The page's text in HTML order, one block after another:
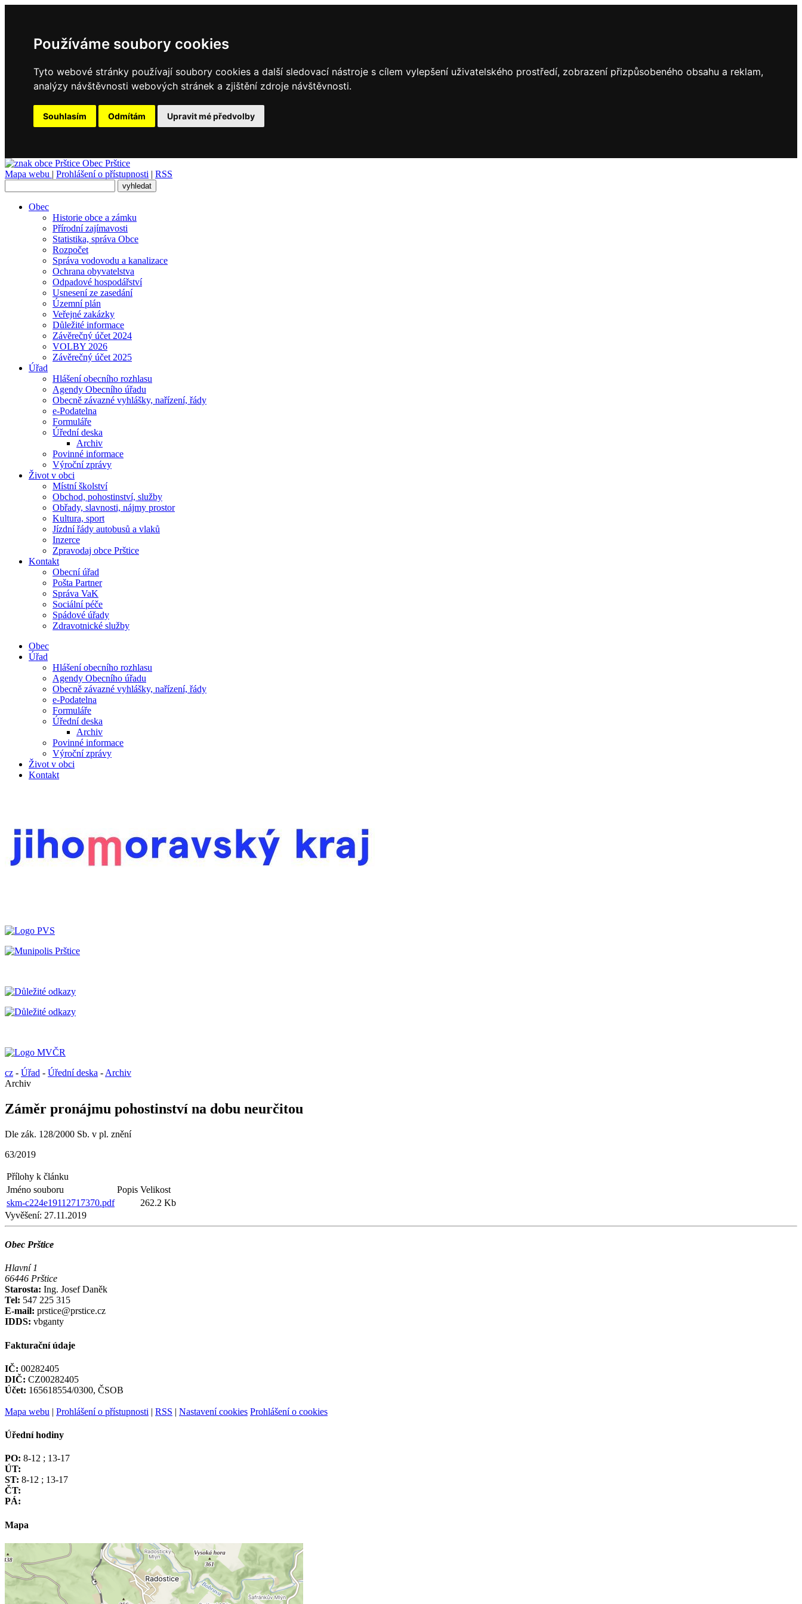
Používáme soubory cookies
Tyto webové stránky používají soubory cookies a další sledovací nástroje s cílem vylepšení uživatelského prostředí, zobrazení přizpůsobeného obsahu a reklam,
analýzy návštěvnosti webových stránek a zjištění zdroje návštěvnosti.
Souhlasím Odmítám Upravit mé předvolby
Obec Prštice
Mapa webu | Prohlášení o přístupnosti | RSS
Obec
Historie obce a zámku
Přírodní zajímavosti
Statistika, správa Obce
Rozpočet
Správa vodovodu a kanalizace
Ochrana obyvatelstva
Odpadové hospodářství
Usnesení ze zasedání
Územní plán
Veřejné zakázky
Důležité informace
Závěrečný účet 2024
VOLBY 2026
Závěrečný účet 2025
Úřad
Hlášení obecního rozhlasu
Agendy Obecního úřadu
Obecně závazné vyhlášky, nařízení, řády
e-Podatelna
Formuláře
Úřední deska
Archiv
Povinné informace
Výroční zprávy
Život v obci
Místní školství
Obchod, pohostinství, služby
Obřady, slavnosti, nájmy prostor
Kultura, sport
Jízdní řády autobusů a vlaků
Inzerce
Zpravodaj obce Prštice
Kontakt
Obecní úřad
Pošta Partner
Správa VaK
Sociální péče
Spádové úřady
Zdravotnické služby
Obec
Úřad
Hlášení obecního rozhlasu
Agendy Obecního úřadu
Obecně závazné vyhlášky, nařízení, řády
e-Podatelna
Formuláře
Úřední deska
Archiv
Povinné informace
Výroční zprávy
Život v obci
Kontakt
cz - Úřad - Úřední deska - Archiv
Archiv
Záměr pronájmu pohostinství na dobu neurčitou
Dle zák. 128/2000 Sb. v pl. znění
63/2019
Přílohy k článku
Jméno souboru
Popis Velikost
skm-c224e19112717370.pdf
262.2 Kb
Vyvěšení: 27.11.2019
Obec Prštice
Hlavní 1
66446 Prštice
Starosta: Ing. Josef Daněk
Tel: 547 225 315
E-mail: prstice@prstice.cz
IDDS: vbganty
Fakturační údaje
IČ: 00282405
DIČ: CZ00282405
Účet: 165618554/0300, ČSOB
Mapa webu | Prohlášení o přístupnosti | RSS | Nastavení cookies Prohlášení o cookies
Úřední hodiny
PO: 8-12 ; 13-17
ÚT:
ST: 8-12 ; 13-17
ČT:
PÁ:
Mapa